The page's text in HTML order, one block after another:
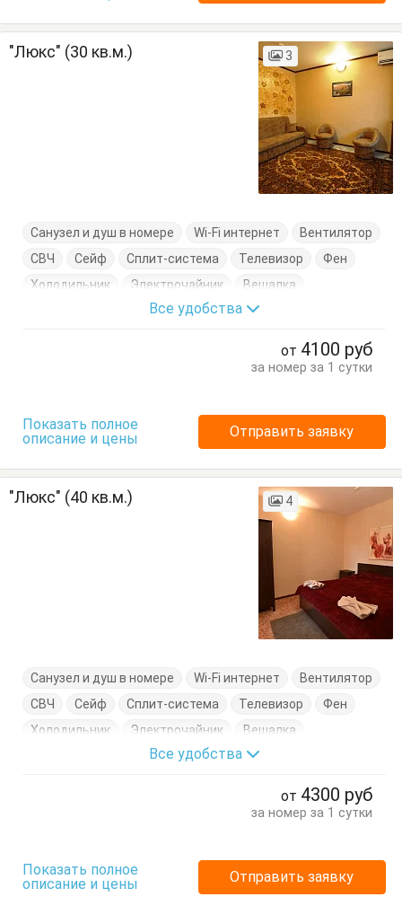
"Люкс" (30 кв.м.) 3
Санузел и душ в номере Wi-Fi интернет
Вентилятор
СВЧ
Сейф Сплит-система Телевизор
Фен
Холодильник
Электрочайник
Вешалка
Журнальный столик
Туалетный столик
Тумбочки
Все удобства
от 4100 руб
за номер за 1 сутки
Показать полное
описание и цены
Отправить заявку
"Люкс" (40 кв.м.) 4
Санузел и душ в номере Wi-Fi интернет
Вентилятор
СВЧ
Сейф Сплит-система Телевизор
Фен
Холодильник
Электрочайник
Вешалка
Журнальный столик
Туалетный столик
Тумбочки
Все удобства
от 4300 руб
за номер за 1 сутки
Показать полное
описание и цены
Отправить заявку